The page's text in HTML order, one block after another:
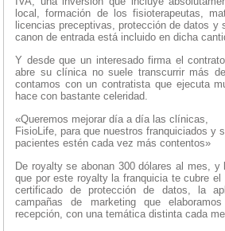
local, formación de los fisioterapeutas,
licencias preceptivas, protección de datos y
canon de entrada está incluido en dicha
Y desde que un interesado firma el
abre su clínica no suele transcurrir más
contamos con un contratista que ejecuta
hace con bastante celeridad.
«Queremos mejorar día a día las clínicas,
FisioLife, para que nuestros franquiciados y
pacientes estén cada vez más contentos»
De royalty se abonan 300 dólares al mes,
que por este royalty la franquicia te cubre el
certificado de protección de datos, la
campañas de marketing que
recepción, con una temática distinta cada